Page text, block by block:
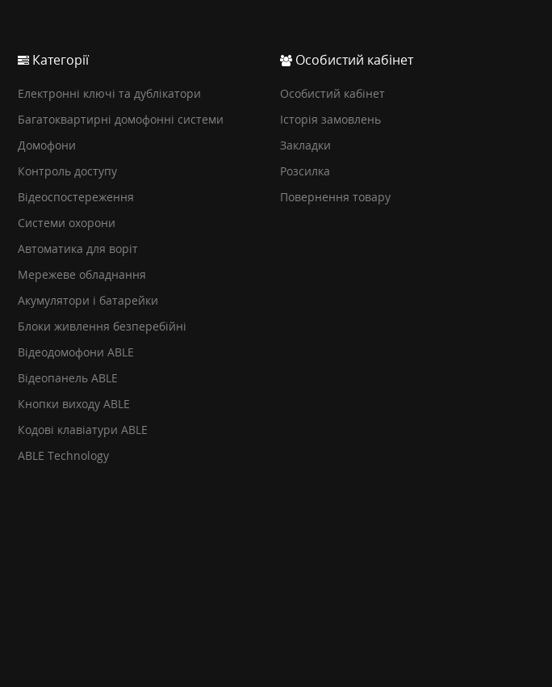
Категорії
Електронні ключі та дублікатори
Багатоквартирні домофонні системи
Домофони
Контроль доступу
Відеоспостереження
Системи охорони
Автоматика для воріт
Мережеве обладнання
Акумулятори і батарейки
Блоки живлення безперебійні
Відеодомофони ABLE
Відеопанель ABLE
Кнопки виходу ABLE
Кодові клавіатури ABLE
ABLE Technology
Особистий кабінет
Особистий кабінет
Історія замовлень
Закладки
Розсилка
Повернення товару